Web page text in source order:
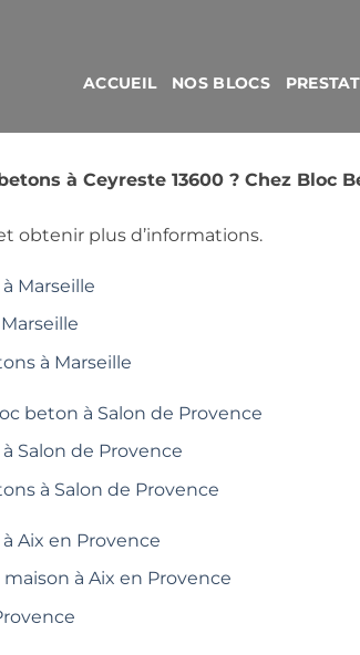
ACCUEIL NOS BLOCS
à Ceyreste 13600 ? Chez Bloc
obtenir plus d’informations.
Marseille
à Marseille
beton à Salon de Provence
Salon de Provence
à Salon de Provence
Aix en Provence
à Aix en Provence